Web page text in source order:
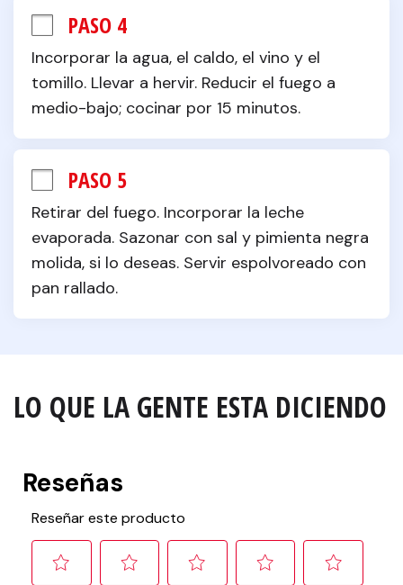
PASO 4
Incorporar la agua, el caldo, el vino y el
tomillo. Llevar a hervir. Reducir el fuego a
medio-bajo; cocinar por 15 minutos.
PASO 5
Retirar del fuego. Incorporar la leche
evaporada. Sazonar con sal y pimienta negra
molida, si lo deseas. Servir espolvoreado con
pan rallado.
LO QUE LA GENTE ESTA DICIENDO